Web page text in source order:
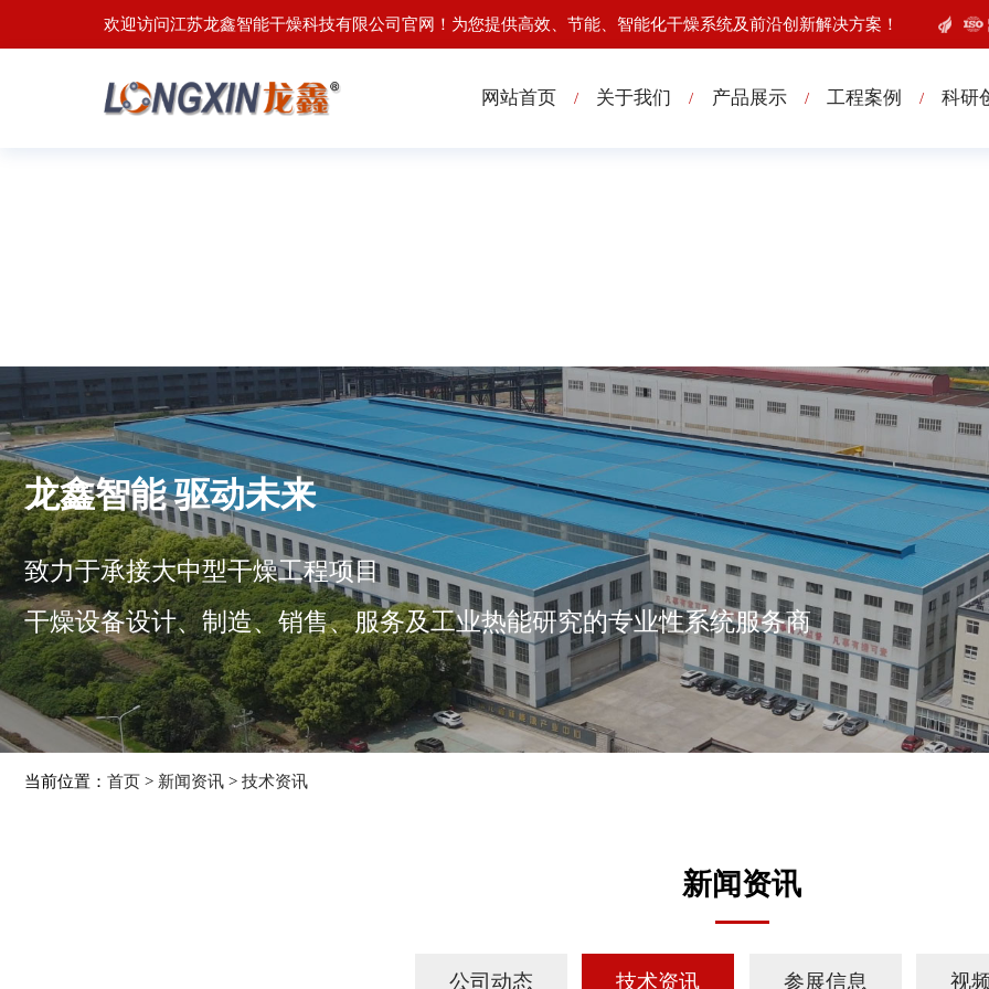
欢迎访问江苏龙鑫智能干燥科技有限公司官网！为您提供高效、节能、智能化干燥系统及前沿创新解决方案！
网站首页 / 关于我们 / 产品展示 / 工程案例 / 科研
龙鑫智能 驱动未来
致力于承接大中型干燥工程项目
干燥设备设计、制造、销售、服务及工业热能研究的专业性系统服务商
当前位置： 首页 > 新闻资讯 > 技术资讯
新闻资讯
公司动态 技术资讯 参展信息 视